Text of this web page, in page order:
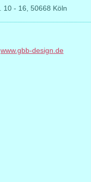
10 - 16, 50668 Köln
www.gbb-design.de